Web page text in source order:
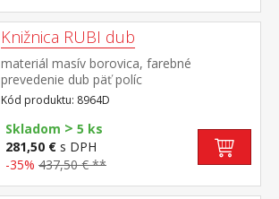
Knižnica RUBI dub
materiál masív borovica, farebné
prevedenie dub päť políc
Kód produktu: 8964D
Skladom > 5 ks
281,50 € s DPH
-35% 437,50 € **